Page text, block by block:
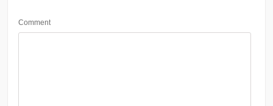
Comment